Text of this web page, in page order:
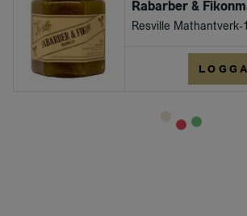
Rabarber &
Resville Mathantverk-1